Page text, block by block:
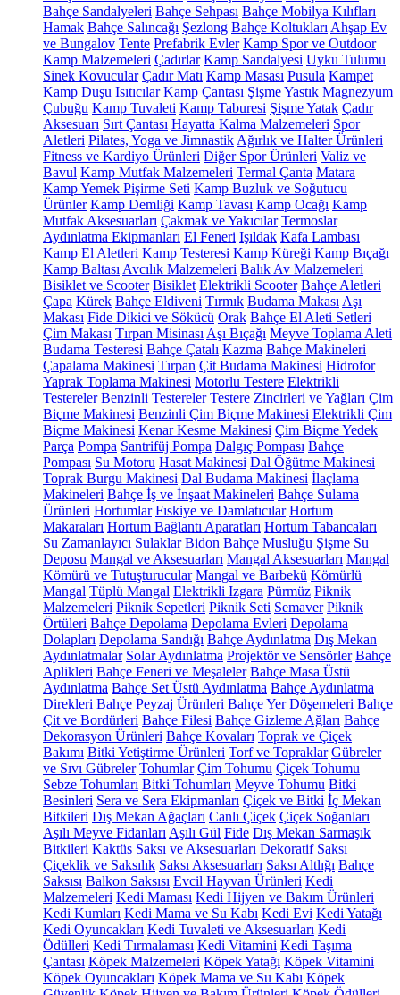
Bahçe Sandalyeleri Bahçe Sehpası Bahçe Mobilya Kılıfları
Hamak Bahçe Salıncağı Şezlong Bahçe Koltukları Ahşap Ev
ve Bungalov Tente Prefabrik Evler Kamp Spor ve Outdoor
Kamp Malzemeleri Çadırlar Kamp Sandalyesi Uyku Tulumu
Sinek Kovucular Çadır Matı Kamp Masası Pusula Kampet
Kamp Duşu Isıtıcılar Kamp Çantası Şişme Yastık Magnezyum
Çubuğu Kamp Tuvaleti Kamp Taburesi Şişme Yatak Çadır
Aksesuarı Sırt Çantası Hayatta Kalma Malzemeleri Spor
Aletleri Pilates, Yoga ve Jimnastik Ağırlık ve Halter Ürünleri
Fitness ve Kardiyo Ürünleri Diğer Spor Ürünleri Valiz ve
Bavul Kamp Mutfak Malzemeleri Termal Çanta Matara
Kamp Yemek Pişirme Seti Kamp Buzluk ve Soğutucu
Ürünler Kamp Demliği Kamp Tavası Kamp Ocağı Kamp
Mutfak Aksesuarları Çakmak ve Yakıcılar Termoslar
Aydınlatma Ekipmanları El Feneri Işıldak Kafa Lambası
Kamp El Aletleri Kamp Testeresi Kamp Küreği Kamp Bıçağı
Kamp Baltası Avcılık Malzemeleri Balık Av Malzemeleri
Bisiklet ve Scooter Bisiklet Elektrikli Scooter Bahçe Aletleri
Çapa Kürek Bahçe Eldiveni Tırmık Budama Makası Aşı
Makası Fide Dikici ve Sökücü Orak Bahçe El Aleti Setleri
Çim Makası Tırpan Misinası Aşı Bıçağı Meyve Toplama Aleti
Budama Testeresi Bahçe Çatalı Kazma Bahçe Makineleri
Çapalama Makinesi Tırpan Çit Budama Makinesi Hidrofor
Yaprak Toplama Makinesi Motorlu Testere Elektrikli
Testereler Benzinli Testereler Testere Zincirleri ve Yağları Çim
Biçme Makinesi Benzinli Çim Biçme Makinesi Elektrikli Çim
Biçme Makinesi Kenar Kesme Makinesi Çim Biçme Yedek
Parça Pompa Santrifüj Pompa Dalgıç Pompası Bahçe
Pompası Su Motoru Hasat Makinesi Dal Öğütme Makinesi
Toprak Burgu Makinesi Dal Budama Makinesi İlaçlama
Makineleri Bahçe İş ve İnşaat Makineleri Bahçe Sulama
Ürünleri Hortumlar Fıskiye ve Damlatıcılar Hortum
Makaraları Hortum Bağlantı Aparatları Hortum Tabancaları
Su Zamanlayıcı Sulaklar Bidon Bahçe Musluğu Şişme Su
Deposu Mangal ve Aksesuarları Mangal Aksesuarları Mangal
Kömürü ve Tutuşturucular Mangal ve Barbekü Kömürlü
Mangal Tüplü Mangal Elektrikli Izgara Pürmüz Piknik
Malzemeleri Piknik Sepetleri Piknik Seti Semaver Piknik
Örtüleri Bahçe Depolama Depolama Evleri Depolama
Dolapları Depolama Sandığı Bahçe Aydınlatma Dış Mekan
Aydınlatmalar Solar Aydınlatma Projektör ve Sensörler Bahçe
Aplikleri Bahçe Feneri ve Meşaleler Bahçe Masa Üstü
Aydınlatma Bahçe Set Üstü Aydınlatma Bahçe Aydınlatma
Direkleri Bahçe Peyzaj Ürünleri Bahçe Yer Döşemeleri Bahçe
Çit ve Bordürleri Bahçe Filesi Bahçe Gizleme Ağları Bahçe
Dekorasyon Ürünleri Bahçe Kovaları Toprak ve Çiçek
Bakımı Bitki Yetiştirme Ürünleri Torf ve Topraklar Gübreler
ve Sıvı Gübreler Tohumlar Çim Tohumu Çiçek Tohumu
Sebze Tohumları Bitki Tohumları Meyve Tohumu Bitki
Besinleri Sera ve Sera Ekipmanları Çiçek ve Bitki İç Mekan
Bitkileri Dış Mekan Ağaçları Canlı Çiçek Çiçek Soğanları
Aşılı Meyve Fidanları Aşılı Gül Fide Dış Mekan Sarmaşık
Bitkileri Kaktüs Saksı ve Aksesuarları Dekoratif Saksı
Çiçeklik ve Saksılık Saksı Aksesuarları Saksı Altlığı Bahçe
Saksısı Balkon Saksısı Evcil Hayvan Ürünleri Kedi
Malzemeleri Kedi Maması Kedi Hijyen ve Bakım Ürünleri
Kedi Kumları Kedi Mama ve Su Kabı Kedi Evi Kedi Yatağı
Kedi Oyuncakları Kedi Tuvaleti ve Aksesuarları Kedi
Ödülleri Kedi Tırmalaması Kedi Vitamini Kedi Taşıma
Çantası Köpek Malzemeleri Köpek Yatağı Köpek Vitamini
Köpek Oyuncakları Köpek Mama ve Su Kabı Köpek